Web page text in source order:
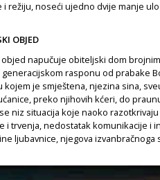
režiju, noseći ujedno dvije manje
OBJED
napučuje obiteljski dom
rasponu od prabake
kojem je smještena, njezina sina,
preko njihovih kćeri, do
niz situacija koje naoko
i trvenja, nedostatak komunikacije i
ljubavnice, njegova